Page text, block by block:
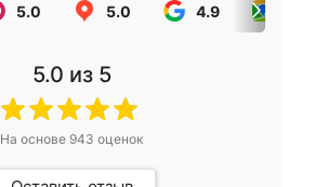
5.0 5.0 4.9
5.0 из 5
На основе 943 оценок